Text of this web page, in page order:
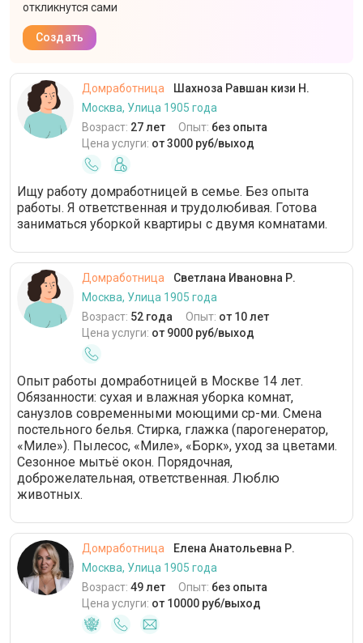
откликнутся сами
Создать
Домработница
Шахноза Равшан кизи Н.
Москва, Улица 1905 года
Возраст: 27 лет Опыт: без опыта
Цена услуги: от 3000 руб/выход
Ищу работу домработницей в семье. Без опыта
работы. Я ответственная и трудолюбивая. Готова
заниматься уборкой квартиры с двумя комнатами.
Домработница
Светлана Ивановна Р.
Москва, Улица 1905 года
Возраст: 52 года Опыт: от 10 лет
Цена услуги: от 9000 руб/выход
Опыт работы домработницей в Москве 14 лет.
Обязанности: сухая и влажная уборка комнат,
санузлов современными моющими ср-ми. Смена
постельного белья. Стирка, глажка (парогенератор,
«Миле»). Пылесос, «Миле», «Борк», уход за цветами.
Сезонное мытьё окон. Порядочная,
доброжелательная, ответственная. Люблю
животных.
Домработница
Елена Анатольевна Р.
Москва, Улица 1905 года
Возраст: 49 лет Опыт: без опыта
Цена услуги: от 10000 руб/выход